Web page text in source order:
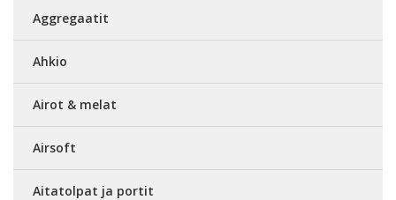
Aggregaatit
Ahkio
Airot & melat
Airsoft
Aitatolpat ja portit